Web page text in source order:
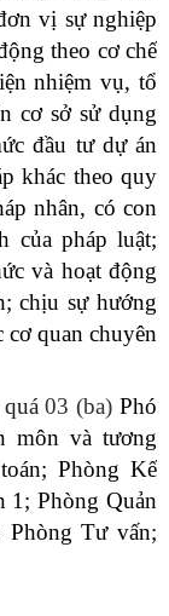
vị sự nghiệp
theo cơ chế
nhiệm vụ, tổ
cơ sở sử dụng
đầu tư dự án
khác theo quy
nhân, có con
của pháp luật;
và hoạt động
chịu sự hướng
cơ quan chuyên
quá03 (ba) Phó
môn và tương
Phòng Kế
1; Phòng Quản
Tư vấn;